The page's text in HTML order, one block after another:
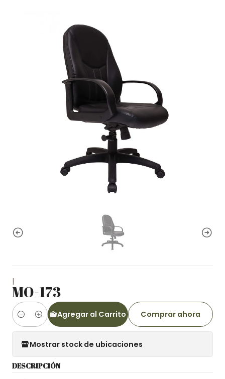
|
MO-173
Cantidad
Agregar al Carrito Comprar ahora
Mostrar stock de ubicaciones
DESCRIPCIÓN